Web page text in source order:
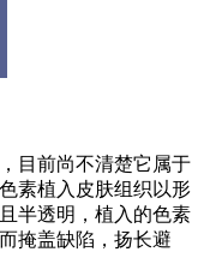
目前尚不清楚它属于
素植入皮肤组织以形
半透明，植入的色素
掩盖缺陷，扬长避